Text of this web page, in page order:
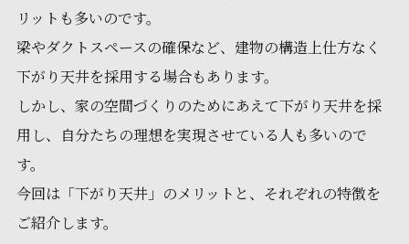
リットも多いのです。
梁やダクトスペースの確保など、建物の構造上仕方なく
下がり天井を採用する場合もあります。
しかし、家の空間づくりのためにあえて下がり天井を採
用し、自分たちの理想を実現させている人も多いので
す。
今回は「下がり天井」のメリットと、それぞれの特徴を
ご紹介します。